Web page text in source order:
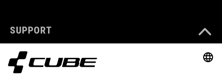
SUPPORT
ABOUT US